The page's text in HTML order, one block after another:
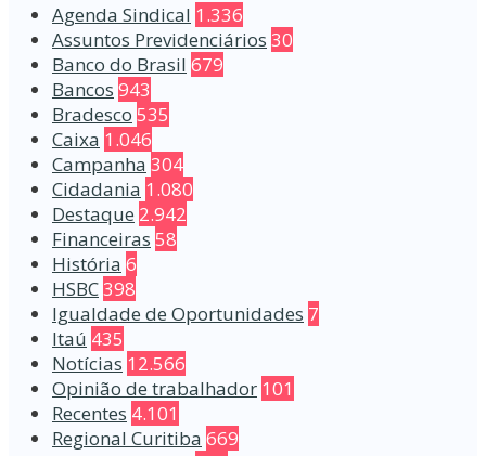
Agenda Sindical 1.336
Assuntos Previdenciários 30
Banco do Brasil 679
Bancos 943
Bradesco 535
Caixa 1.046
Campanha 304
Cidadania 1.080
Destaque 2.942
Financeiras 58
História 6
HSBC398
Igualdade de Oportunidades 7
Itaú 435
Notícias 12.566
Opinião de trabalhador 101
Recentes 4.101
Regional Curitiba 669